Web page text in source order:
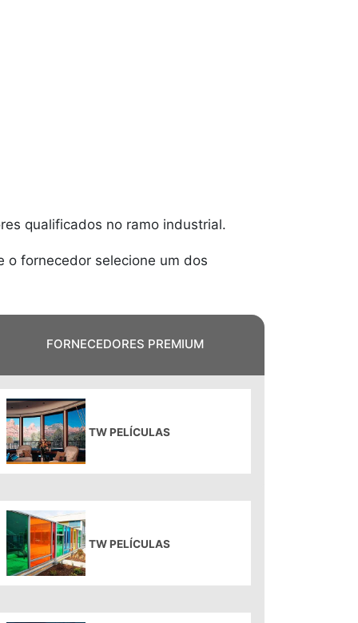
qualificados no ramo industrial.
o fornecedor selecione um dos
FORNECEDORES PREMIUM
TW PELÍCULAS
TW PELÍCULAS